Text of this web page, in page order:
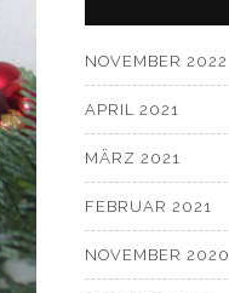
NOVEMBER 2022
APRIL 2021
MÄRZ 2021
FEBRUAR 2021
NOVEMBER 2020